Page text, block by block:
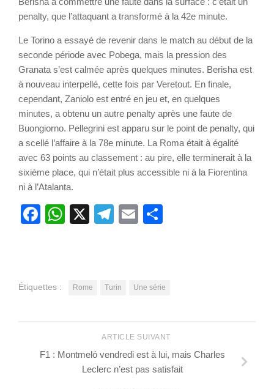
penalty, que l’attaquant a transformé à la 42e minute.
Le Torino a essayé de revenir dans le match au début de la
seconde période avec Pobega, mais la pression des
Granata s’est calmée après quelques minutes. Berisha est
à nouveau interpellé, cette fois par Veretout. En finale,
cependant, Zaniolo est entré en jeu et, en quelques
minutes, a obtenu un autre penalty après une faute de
Buongiorno. Pellegrini est apparu sur le point de penalty, qui
a scellé l’affaire à la 78e minute. La Roma était à égalité
avec 63 points au classement : au pire, elle terminerait à la
sixième place, qui n’était plus accessible ni à la Fiorentina
ni à l’Atalanta.
Facebook
WhatsApp
X Telegram
Email
Étiquettes : Rome Turin Une série
ARTICLE SUIVANT
F1 : Montmeló vendredi est à lui, mais Charles
Leclerc n’est pas satisfait